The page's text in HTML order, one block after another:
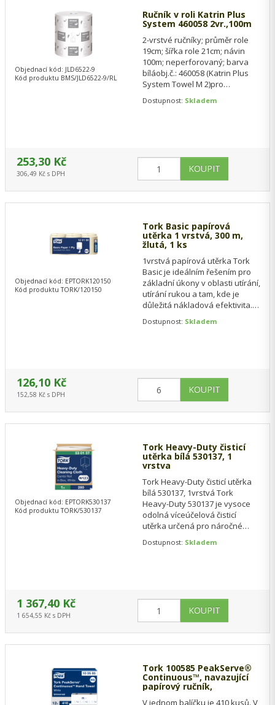
Ručník v roli Katrin Plus
System 460058 2vr.,100m
2-vrstvé ručníky; průměr role
19cm; šířka role 21cm; návin
100m; neperforovaný; barva
bíláobj.č.: 460058 (Katrin Plus
System Towel M 2)pro
40735
Dostupnost: Skladem
Objednací kód: JLD6522-9
Kód produktu BMS/JLD6522-9/RL
253,30 Kč
306,49 Kč s DPH
Tork Basic papírová
utěrka 1 vrstvá, 300 m,
žlutá, 1 ks
1vrstvá papírová utěrka Tork
Basic je ideálním řešením pro
základní úkony v oblasti utírání,
utírání rukou a tam, kde je
důležitá nákladová efektivita.
Dostupnost: Skladem
Objednací kód: EPTORK120150
Kód produktu TORK/120150
126,10 Kč
152,58 Kč s DPH
Tork Heavy-Duty čisticí
utěrka bílá 530137, 1
vrstva
Tork Heavy-Duty čisticí utěrka
bílá 530137, 1vrstvá Tork
Heavy-Duty 530137 je vysoce
odolná víceúčelová čisticí
utěrka určená pro náročné
průmyslu, dílnách…
Dostupnost: Skladem
Objednací kód: EPTORK530137
Kód produktu TORK/530137
1 367,40 Kč
1 654,55 Kč s DPH
Tork 100585 PeakServe®
Continuous™, navazující
papírový ručník,
V jednom balíčku je 410 kusů. V